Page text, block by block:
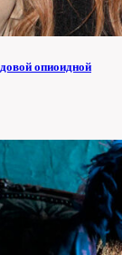
опиоидной